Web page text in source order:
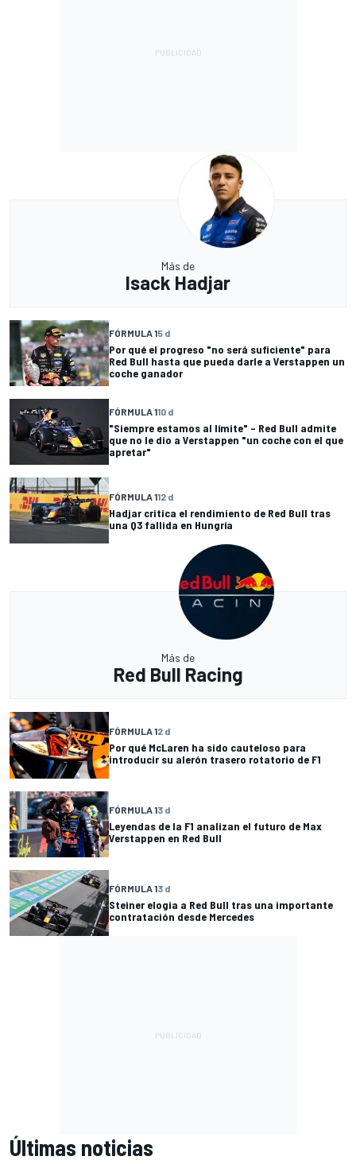
Más de
Isack Hadjar
FÓRMULA 15 d
Por qué el progreso "no será suficiente" para
Red Bull hasta que pueda darle a Verstappen un
coche ganador
FÓRMULA 110 d
"Siempre estamos al límite" – Red Bull admite
que no le dio a Verstappen "un coche con el que
apretar"
FÓRMULA 112 d
Hadjar critica el rendimiento de Red Bull tras
una Q3 fallida en Hungría
Más de
Red Bull Racing
FÓRMULA 12 d
Por qué McLaren ha sido cauteloso para
introducir su alerón trasero rotatorio de F1
FÓRMULA 13 d
Leyendas de la F1 analizan el futuro de Max
Verstappen en Red Bull
FÓRMULA 13 d
Steiner elogia a Red Bull tras una importante
contratación desde Mercedes
Últimas noticias